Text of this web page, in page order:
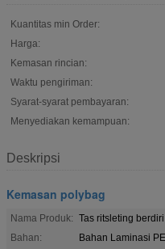
Kuantitas min Order:
Harga:
Kemasan rincian:
Waktu pengiriman:
Syarat-syarat pembayaran:
Menyediakan kemampuan:
Deskripsi
Kemasan polybag
Nama Produk: Tas ritsleting
Bahan:
Bahan Laminasi